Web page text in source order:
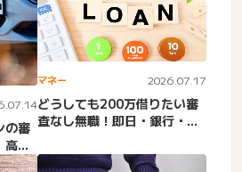
の審
校
宿
マネー 2026.07.17
どうしても200万借りたい審
査なし無職！即日・銀行・消